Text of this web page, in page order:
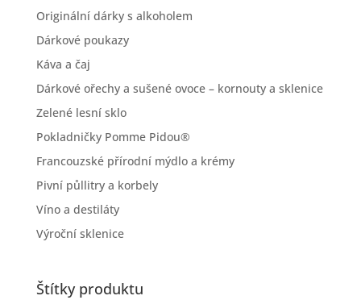
Originální dárky s alkoholem
Dárkové poukazy
Káva a čaj
Dárkové ořechy a sušené ovoce – kornouty a sklenice
Zelené lesní sklo
Pokladničky Pomme Pidou®
Francouzské přírodní mýdlo a krémy
Pivní půllitry a korbely
Víno a destiláty
Výroční sklenice
Štítky produktu